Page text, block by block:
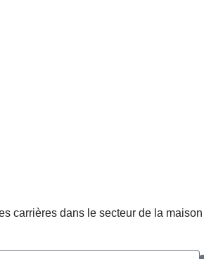
carrières dans le secteur de la